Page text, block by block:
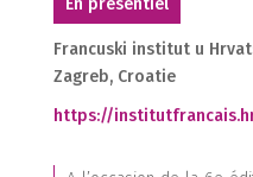
En présentiel
Francuski institut u
Zagreb, Croatie
https://